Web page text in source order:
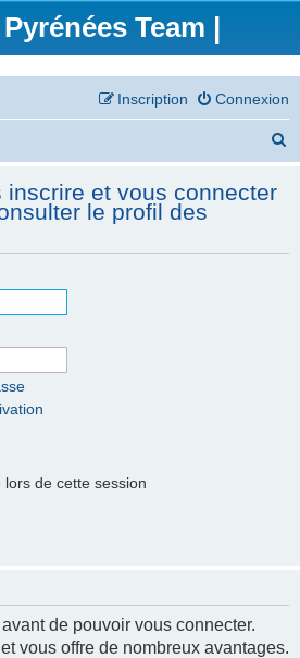
Team |
Connexion
Inscription
inscrire et vous connecter
le profil des
de cette session
de pouvoir vous connecter.
vous offre de nombreux avantages.